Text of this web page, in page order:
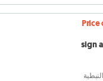
Price
sign